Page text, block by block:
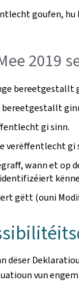
goufen,
2019
gi sinn.
verëffentlecht gi
wann et op
gëtt (ouni
dëser
vun